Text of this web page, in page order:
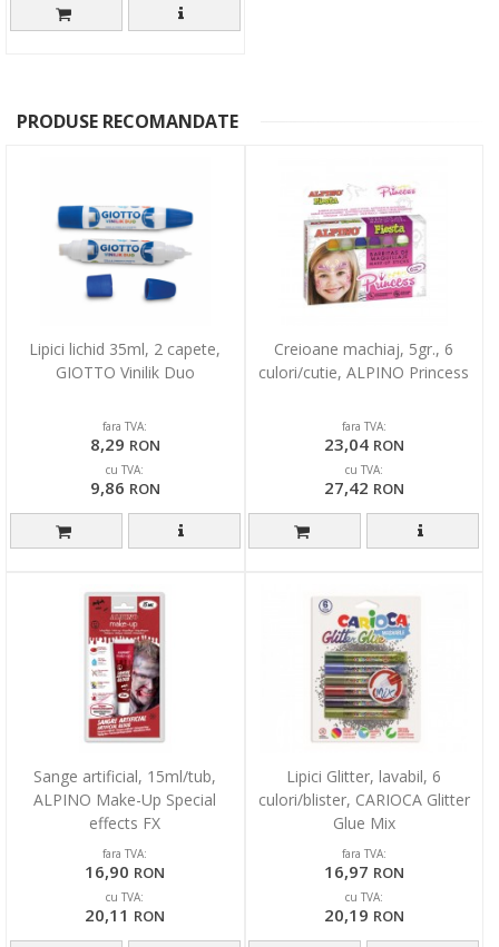
PRODUSE RECOMANDATE
Lipici lichid 35ml, 2 capete,
GIOTTO Vinilik Duo
fara TVA:
8,29 RON
cu TVA:
9,86 RON
Creioane machiaj, 5gr., 6
culori/cutie, ALPINO Princess
fara TVA:
23,04 RON
cu TVA:
27,42 RON
Sange artificial, 15ml/tub,
ALPINO Make-Up Special
effects FX
fara TVA:
16,90 RON
cu TVA:
20,11 RON
Lipici Glitter, lavabil, 6
culori/blister, CARIOCA Glitter
Glue Mix
fara TVA:
16,97 RON
cu TVA:
20,19 RON